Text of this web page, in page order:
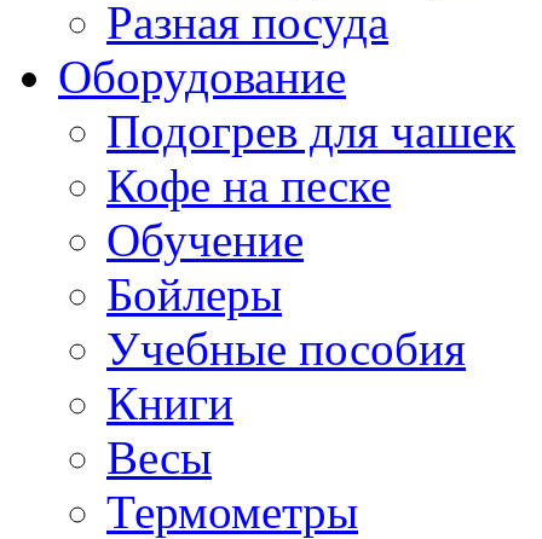
Разная посуда
Оборудование
Подогрев для чашек
Кофе на песке
Обучение
Бойлеры
Учебные пособия
Книги
Весы
Термометры